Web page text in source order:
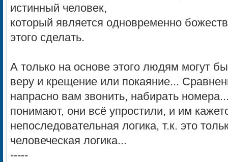
истинный человек,
который является одновременно
этого сделать.
А только на основе этого людям могут
веру и крещение или покаяние...
напрасно вам звонить, набирать
понимают, они всё упростили, и им
непоследовательная логика, т.к. это
человеческая логика...
-----